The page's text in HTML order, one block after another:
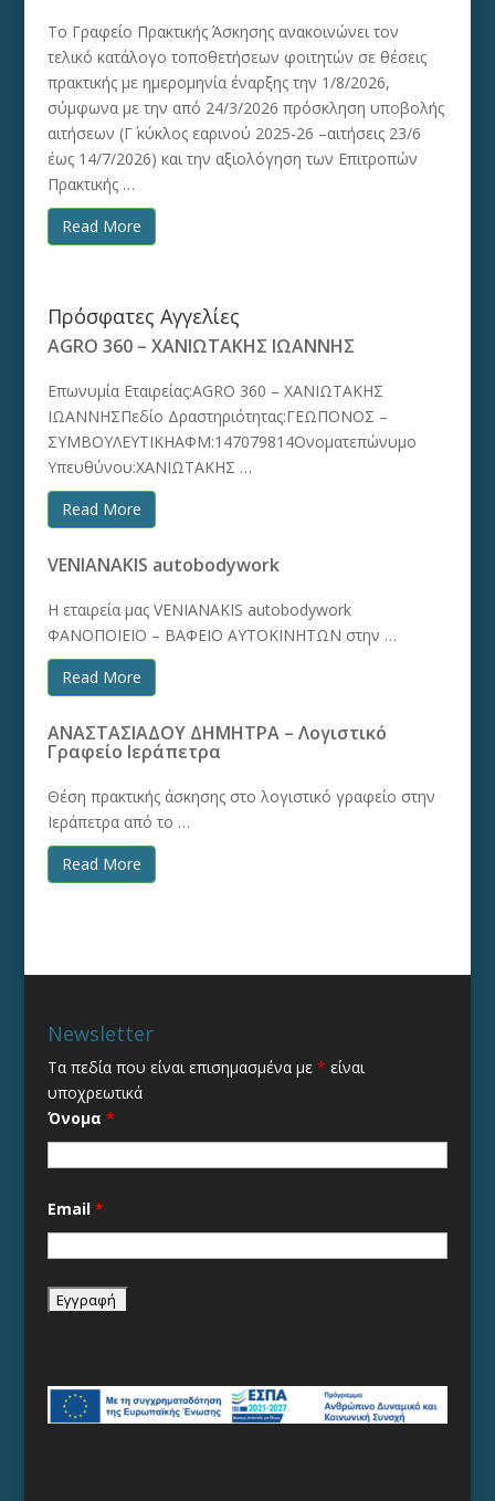
Το Γραφείο Πρακτικής Άσκησης ανακοινώνει τον
τελικό κατάλογο τοποθετήσεων φοιτητών σε θέσεις
πρακτικής με ημερομηνία έναρξης την 1/8/2026,
σύμφωνα με την από 24/3/2026 πρόσκληση υποβολής
αιτήσεων (Γ΄ κύκλος εαρινού 2025-26 –αιτήσεις 23/6
έως 14/7/2026) και την αξιολόγηση των Επιτροπών
Πρακτικής …
Read More
Πρόσφατες Αγγελίες
AGRO 360 – ΧΑΝΙΩΤΑΚΗΣ ΙΩΑΝΝΗΣ
Επωνυμία Εταιρείας:AGRO 360 – ΧΑΝΙΩΤΑΚΗΣ
ΙΩΑΝΝΗΣΠεδίο Δραστηριότητας:ΓΕΩΠΟΝΟΣ –
ΣΥΜΒΟΥΛΕΥΤΙΚΗΑΦΜ:147079814Ονοματεπώνυμο
Υπευθύνου:ΧΑΝΙΩΤΑΚΗΣ …
Read More
VENIANAKIS autobodywork
Η εταιρεία μας VENIANAKIS autobodywork
ΦΑΝΟΠΟΙΕΙΟ – ΒΑΦΕΙΟ ΑΥΤΟΚΙΝΗΤΩΝ στην …
Read More
ΑΝΑΣΤΑΣΙΑΔΟΥ ΔΗΜΗΤΡΑ – Λογιστικό
Γραφείο Ιεράπετρα
Θέση πρακτικής άσκησης στο λογιστικό γραφείο στην
Ιεράπετρα από το …
Read More
Newsletter
Τα πεδία που είναι επισημασμένα με * είναι
υποχρεωτικά
Όνομα *
Email *